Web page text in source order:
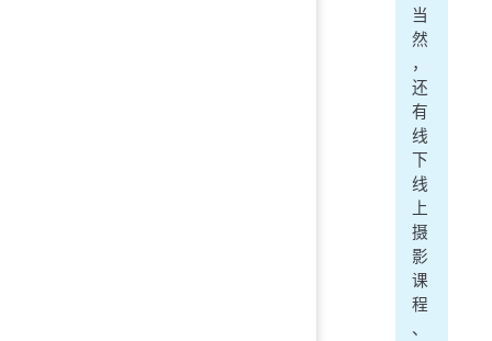
当
然
，
还
有
线
下
线
上
摄
影
课
程
、